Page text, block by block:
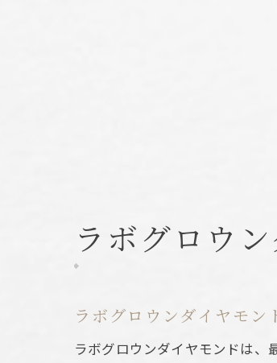
ラボグロウ
ラボグロウンダイヤモン
ラボグロウンダイヤモンドは、